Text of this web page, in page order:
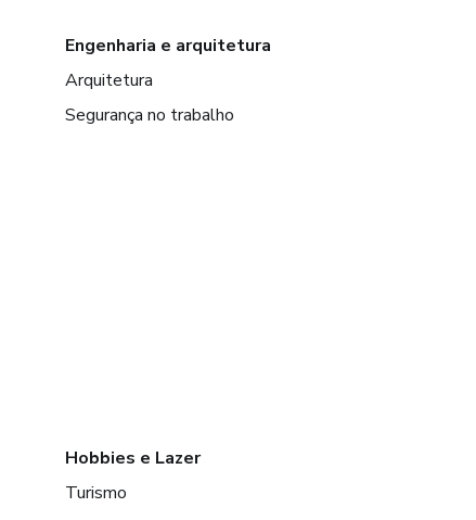
Engenharia e arquitetura
Arquitetura
Segurança no trabalho
Hobbies e Lazer
Turismo